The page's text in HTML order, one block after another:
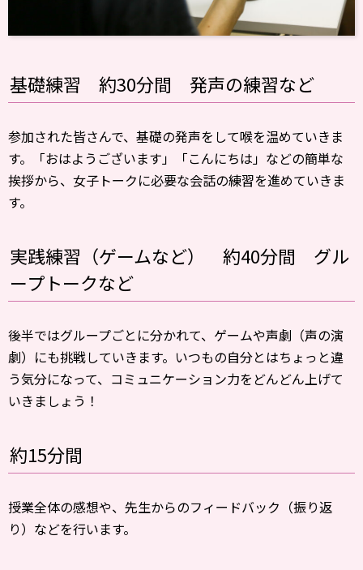
基礎練習 約30分間 発声の練習など
参加された皆さんで、基礎の発声をして喉を温めていきま
す。「おはようございます」「こんにちは」などの簡単な
挨拶から、女子トークに必要な会話の練習を進めていきま
す。
実践練習（ゲームなど） 約40分間 グル
ープトークなど
後半ではグループごとに分かれて、ゲームや声劇（声の演
劇）にも挑戦していきます。いつもの自分とはちょっと違
う気分になって、コミュニケーション力をどんどん上げて
いきましょう！
約15分間
授業全体の感想や、先生からのフィードバック（振り返
り）などを行います。